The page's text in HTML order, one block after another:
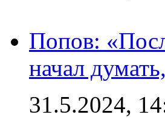
Попов:
начал
31.5.2024,